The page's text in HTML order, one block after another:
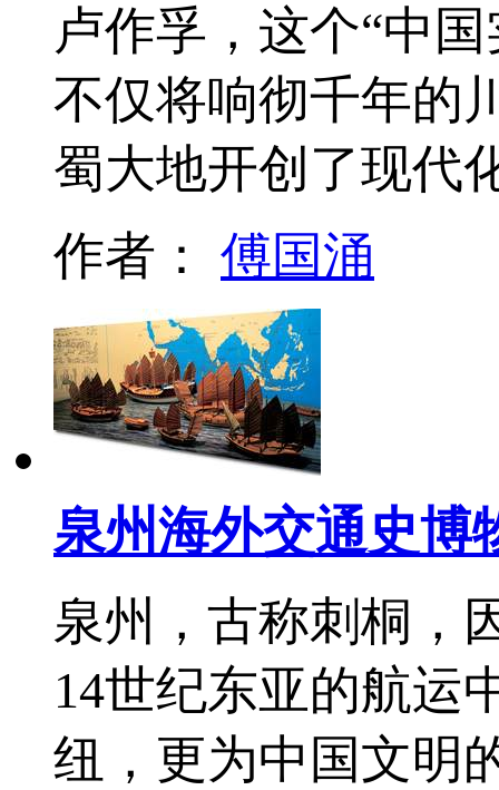
卢作孚，这个“中
不仅将响彻千年的
蜀大地开创了现代
作者： 傅国涌
泉州海外交通史博
泉州，古称刺桐，
14世纪东亚的航运
纽，更为中国文明